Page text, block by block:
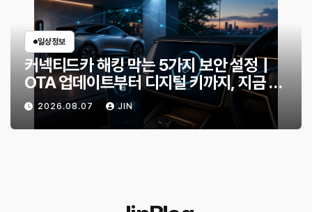
일상정보
커넥티드카 해킹 막는 5가지 보안 설정｜
OTA 업데이트부터 디지털 키까지, 지금 확
인할 것은?
2026.08.07 JIN